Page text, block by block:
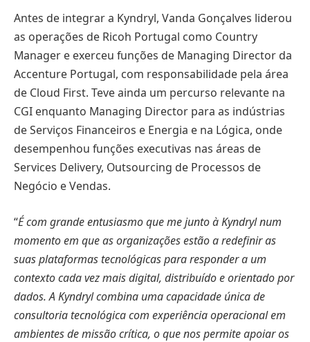
Antes de integrar a Kyndryl, Vanda Gonçalves liderou
as operações de Ricoh Portugal como Country
Manager e exerceu funções de Managing Director da
Accenture Portugal, com responsabilidade pela área
de Cloud First. Teve ainda um percurso relevante na
CGI enquanto Managing Director para as indústrias
de Serviços Financeiros e Energia e na Lógica, onde
desempenhou funções executivas nas áreas de
Services Delivery, Outsourcing de Processos de
Negócio e Vendas.
“É com grande entusiasmo que me junto à Kyndryl num
momento em que as organizações estão a redefinir as
suas plataformas tecnológicas para responder a um
contexto cada vez mais digital, distribuído e orientado por
dados. A Kyndryl combina uma capacidade única de
consultoria tecnológica com experiência operacional em
ambientes de missão crítica, o que nos permite apoiar os